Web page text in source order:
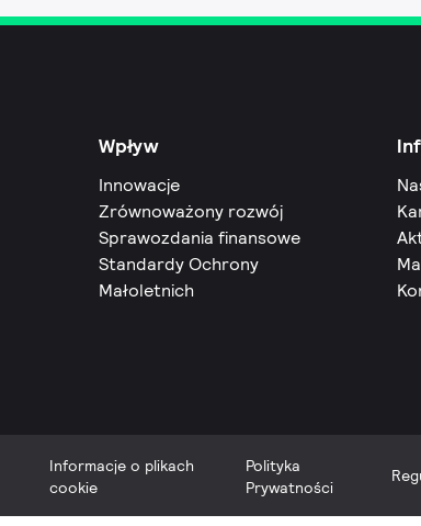
Wpływ
Innowacje
Zrównoważony rozwój
Sprawozdania finansowe
Standardy Ochrony
Małoletnich
Informacje o plikach
cookie
Polityka
Prywatności